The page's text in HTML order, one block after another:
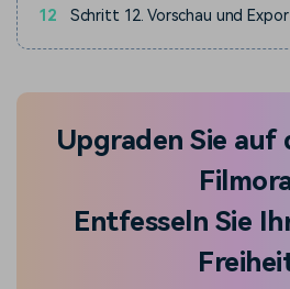
12 Schritt 12. Vorschau und
Upgraden Sie auf
Entfesseln Sie